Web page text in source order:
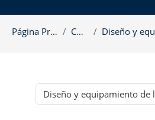
Página Principal Cursos
Categorías